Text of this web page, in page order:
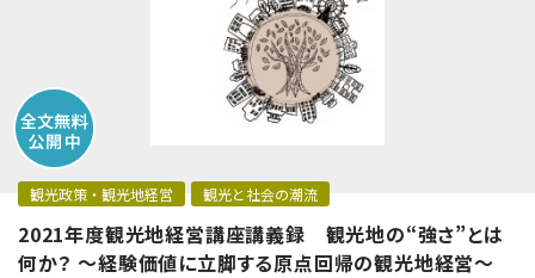
観光政策・観光地経営 観光と社会の潮流
2021年度観光地経営講座講義録 観光地の“強さ”とは
何か？ ～経験価値に立脚する原点回帰の観光地経営～